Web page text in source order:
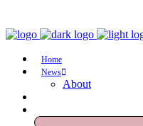
Home
News
About